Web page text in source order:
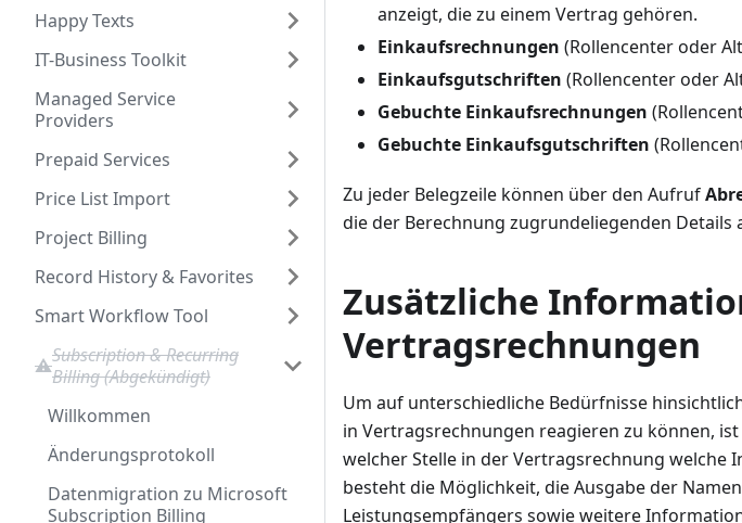
Happy Texts
IT-Business Toolkit
Managed Service
Providers
Prepaid Services
Price List Import
Project Billing
Record History & Favorites
Smart Workflow Tool
Subscription & Recurring
Billing (Abgekündigt)
Willkommen
Änderungsprotokoll
Datenmigration zu Microsoft
Subscription Billing
anzeigt, die zu einem Vertrag gehören.
Einkaufsrechnungen (Rollencenter oder
Einkaufsgutschriften (Rollencenter oder
Gebuchte Einkaufsrechnungen
Gebuchte Einkaufsgutschriften
Zu jeder Belegzeile können über den Aufruf
die der Berechnung zugrundeliegenden Details
Zusätzliche
Vertragsrechnungen
Um auf unterschiedliche Bedürfnisse
in Vertragsrechnungen reagieren zu können,
welcher Stelle in der Vertragsrechnung welche
besteht die Möglichkeit, die Ausgabe der
Leistungsempfängers sowie weitere